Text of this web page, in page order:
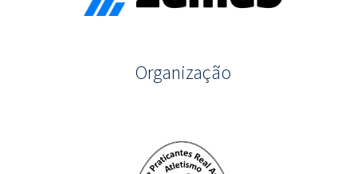
Organização